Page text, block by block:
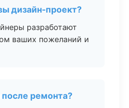
дизайн-проект?
разработают
ваших пожеланий и
ремонта?